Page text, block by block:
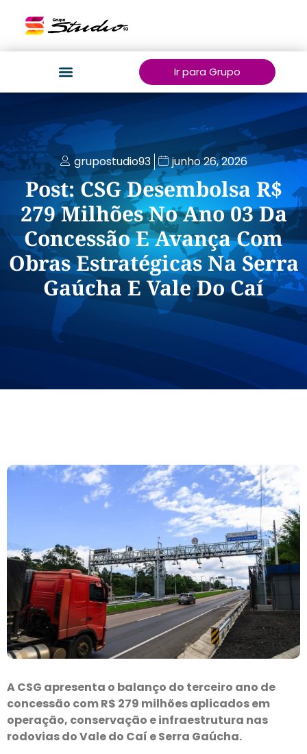
Ir para Grupo
grupostudio93 junho 26, 2026
Post: CSG Desembolsa R$
279 Milhões No Ano 03 Da
Concessão E Avança Com
Obras Estratégicas Na Serra
Gaúcha E Vale Do Caí
A CSG apresenta o balanço do terceiro ano de
concessão com R$ 279 milhões aplicados em
operação, conservação e infraestrutura nas
rodovias do Vale do Caí e Serra Gaúcha.